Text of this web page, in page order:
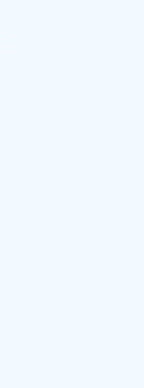
van Hypotheek
van
pagina van